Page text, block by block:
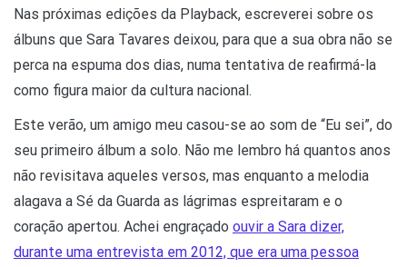
Nas próximas edições da Playback, escreverei sobre os
álbuns que Sara Tavares deixou, para que a sua obra não se
perca na espuma dos dias, numa tentativa de reafirmá-la
como figura maior da cultura nacional.
Este verão, um amigo meu casou-se ao som de “Eu sei”, do
seu primeiro álbum a solo. Não me lembro há quantos anos
não revisitava aqueles versos, mas enquanto a melodia
alagava a Sé da Guarda as lágrimas espreitaram e o
coração apertou. Achei engraçado ouvir a Sara dizer,
durante uma entrevista em 2012, que era uma pessoa